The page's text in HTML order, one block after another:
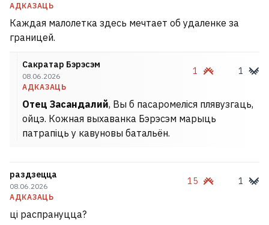
АДКАЗАЦЬ
Каждая малолетка здесь мечтает об удаленке за
границей.
Сакратар Бэрэсэм
08.06.2026
АДКАЗАЦЬ
1 1
Отец Засандалий, Вы б пасаромеліся плявузгаць,
ойцэ. Кожная выхаванка Бэрэсэм марыць
патрапіць у кавуновы батальён.
раздзецца
08.06.2026
АДКАЗАЦЬ
15 1
ці распрануцца?